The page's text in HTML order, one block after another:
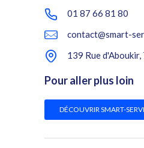
01 87 66 81 80
contact@smart-
139 Rue
Pour aller plus loin
DÉCOUVRIR SMART-